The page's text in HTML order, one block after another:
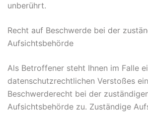
unberührt.
Recht auf Beschwerde bei der
Aufsichtsbehörde
Als Betroffener steht Ihnen im Falle
datenschutzrechtlichen Verstoßes ein
Beschwerderecht bei der
Aufsichtsbehörde zu. Zuständige